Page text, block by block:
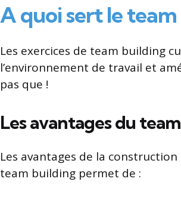
A quoi sert le
Les exercices de team building
l’environnement de travail et
pas que !
Les avantages du
Les avantages de la construction
team building permet de :